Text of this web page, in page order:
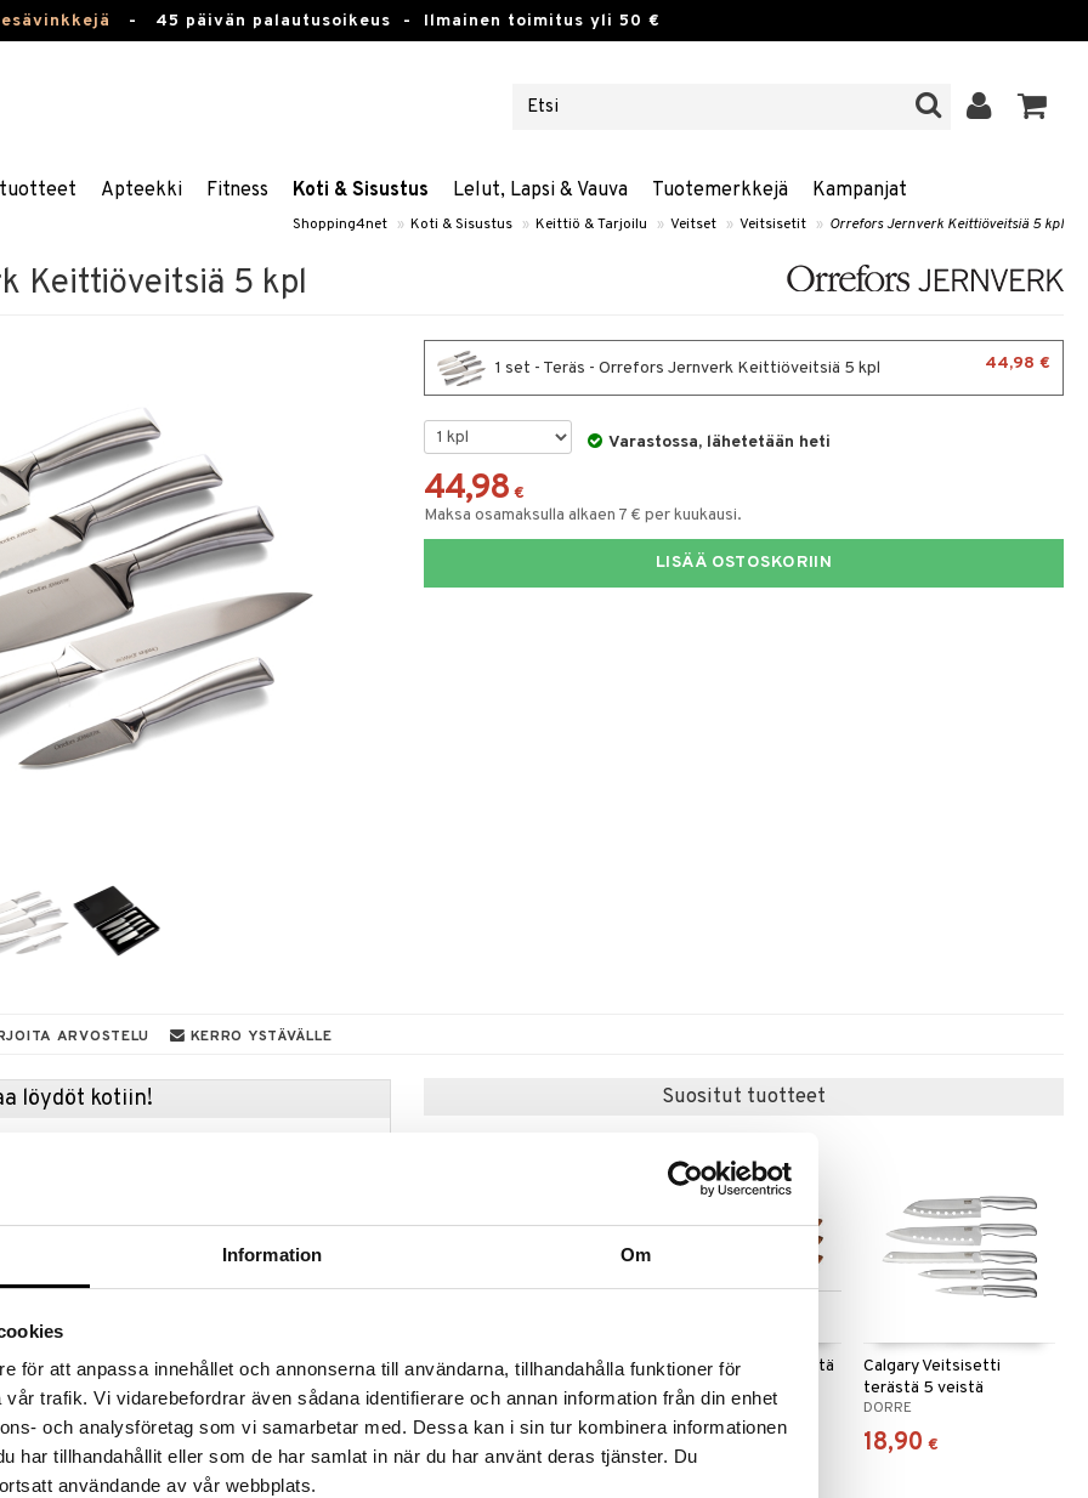
Information Om
för att anpassa innehållet och annonserna till användarna, tillhandahålla funktioner för
trafik. Vi vidarebefordrar även sådana identifierare och annan information från din enhet
och analysföretag som vi samarbetar med. Dessa kan i sin tur kombinera informationen
har tillhandahållit eller som de har samlat in när du har använt deras tjänster. Du
användande av vår webbplats.
- 45 päivän palautusoikeus - Ilmainen toimitus yli 50 €
Apteekki Fitness Koti & Sisustus Lelut, Lapsi & Vauva Tuotemerkkejä Kampanjat
Shopping4net » Koti & Sisustus » Keittiö & Tarjoilu » Veitset » Veitsisetit » Orrefors Jernverk Keittiöveitsiä 5 kpl
Keittiöveitsiä 5 kpl
1 set - Teräs - Orrefors Jernverk Keittiöveitsiä 5 kpl 44,98 €
Varastossa, lähetetään heti
44,98 €
Maksa osamaksulla alkaen 7 € per kuukausi.
LISÄÄ OSTOSKORIIN
ARVOSTELU KERRO YSTÄVÄLLE
löydöt kotiin!
erityislaatuinen veitsisetti sisältäen 5 veistä,
Suositut tuotteet
Orrefors Jernverk
Veitsisetti Acacia 6-pack
ORREFORS JERNVERK
114,98 €
Akira Veitsisetti 3 veistä
DORRE
alk.15,19
uutuus
Calgary Veitsisetti
terästä 5 veistä
DORRE
18,90 €